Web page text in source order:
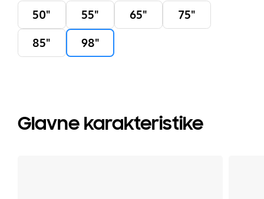
50" 55" 65"
75"
85"
98"
Glavne karakteristike